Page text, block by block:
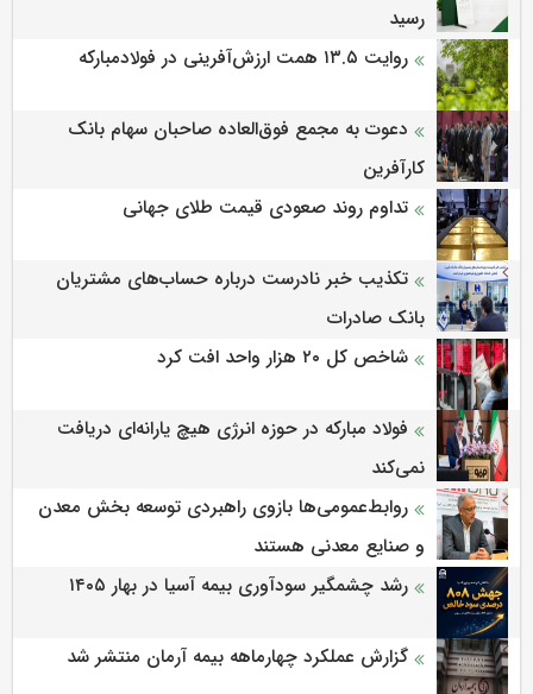
رسید
روایت ۱۳.۵ همت ارزش‌آفرینی در فولادمبارکه
دعوت به مجمع فوق‌العاده صاحبان سهام بانک
کارآفرین
تداوم روند صعودی قیمت طلای جهانی
تکذیب خبر نادرست درباره حساب‌های مشتریان
بانک صادرات
شاخص کل ۲۰ هزار واحد افت کرد
فولاد مبارکه در حوزه انرژی هیچ یارانه‌ای دریافت
نمی‌کند
روابط‌‌عمومی‌ها بازوی راهبردی توسعه بخش معدن
و صنایع معدنی هستند
رشد چشمگیر سودآوری بیمه آسیا در بهار ۱۴۰۵
گزارش عملکرد چهارماهه بیمه آرمان منتشر شد